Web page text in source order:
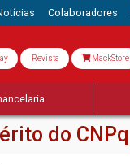
Colaboradores
Revista MackStore
do CNPq